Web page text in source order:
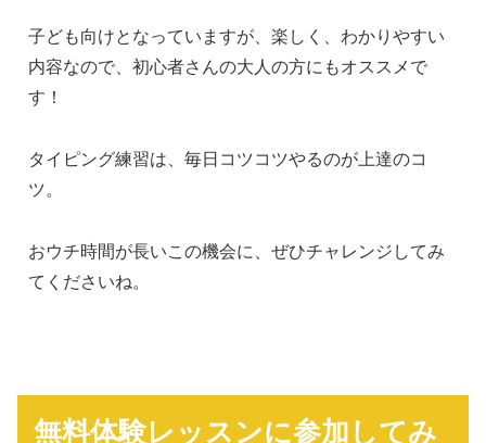
子ども向けとなっていますが、楽しく、わかりやすい
内容なので、初心者さんの大人の方にもオススメで
す！
タイピング練習は、毎日コツコツやるのが上達のコ
ツ。
おウチ時間が長いこの機会に、ぜひチャレンジしてみ
てくださいね。
無料体験レッスンに参加してみ